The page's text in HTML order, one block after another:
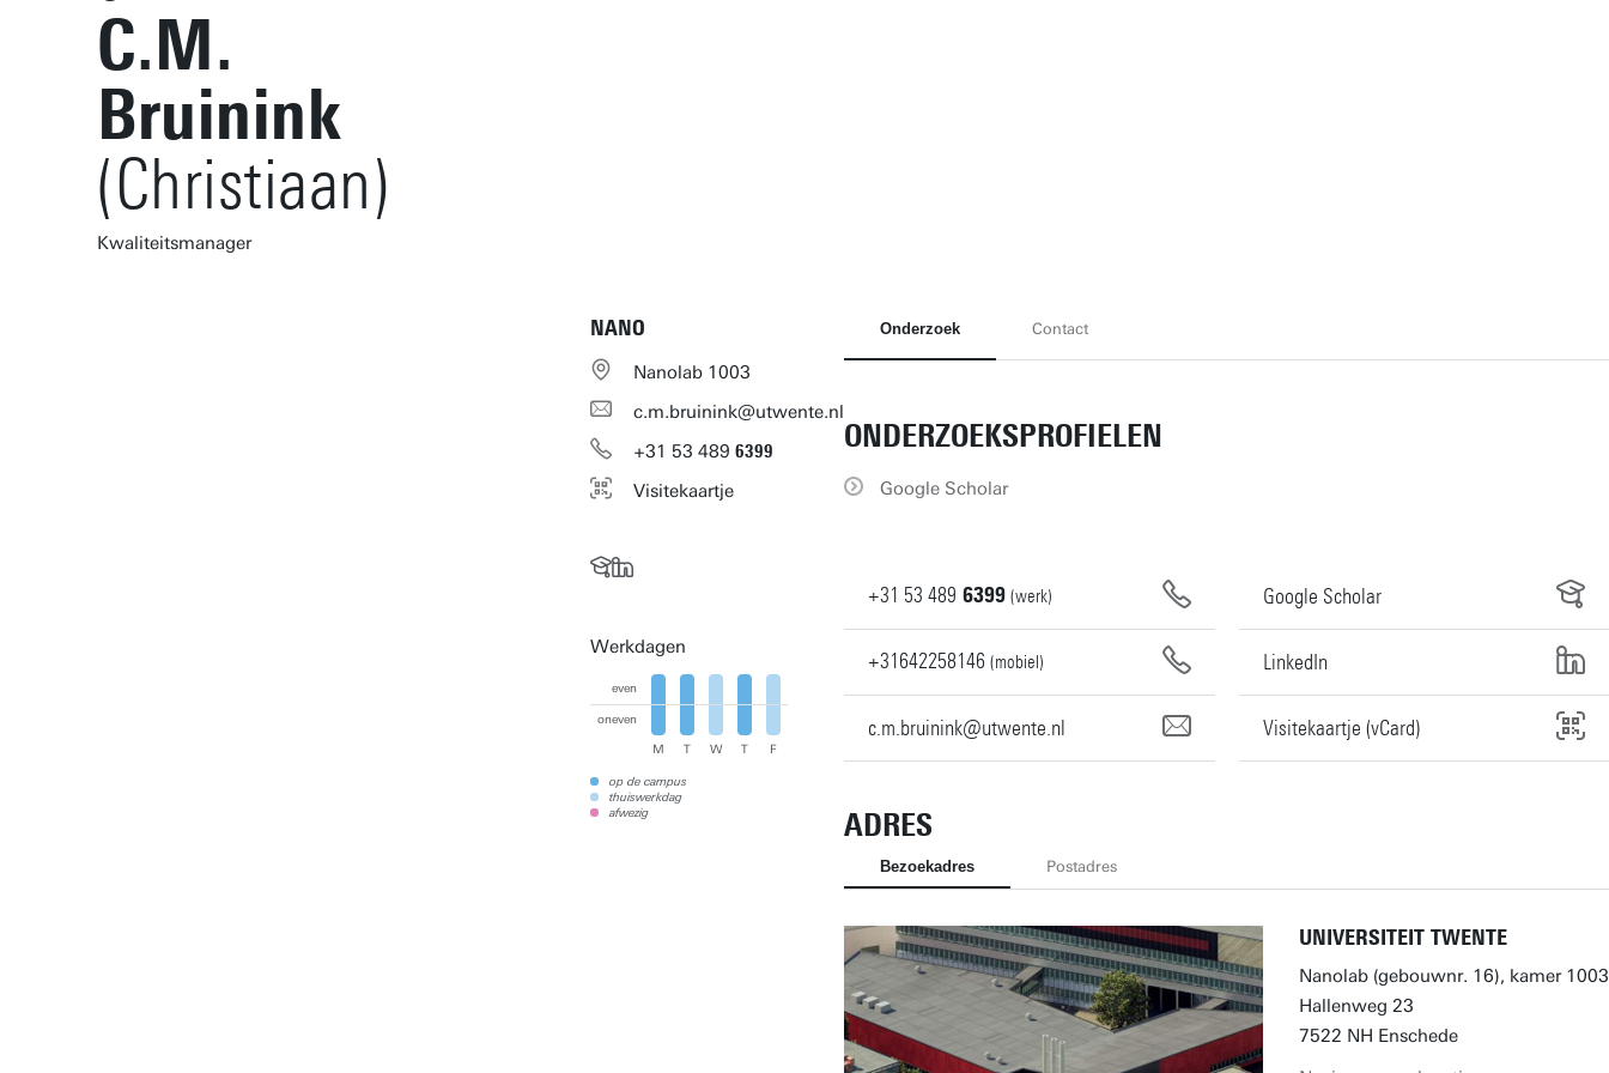
C.M.
Bruinink
(Christiaan)
Kwaliteitsmanager
NANO
Nanolab 1003
c.m.bruinink@utwente.nl
+31 53 489 6399
Visitekaartje
Werkdagen
even
oneven
M T W T F
op de campus
thuiswerkdag
afwezig
Onderzoek Contact
ONDERZOEKSPROFIELEN
Google Scholar
+31 53 489 6399 (werk)
+31642258146 (mobiel)
c.m.bruinink@utwente.nl
Google Scholar
LinkedIn
Visitekaartje (vCard)
ADRES
Bezoekadres Postadres
UNIVERSITEIT TWENTE
Nanolab (gebouwnr. 16), kamer 1003
Hallenweg 23
7522 NH Enschede